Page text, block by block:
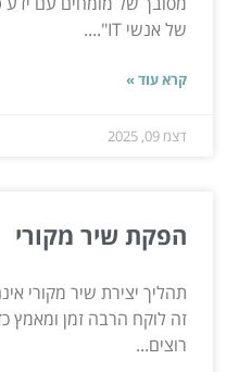
של אנשי IT"....
קרא עוד »
דצמ 09, 2025
הפקת שיר מקורי
תהליך יצירת שיר מקורי
זה לוקח הרבה זמן ומאמץ
רוצים...